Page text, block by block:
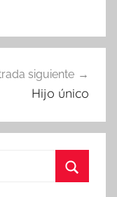
siguiente
Hijo único